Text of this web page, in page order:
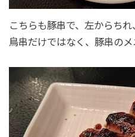
こちらも豚串で、左からちれ
鳥串だけではなく、豚串のメ